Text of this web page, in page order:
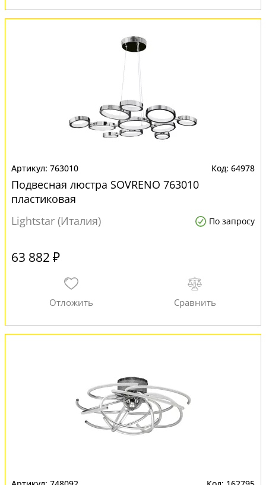
763010 64978
Подвесная люстра SOVRENO 763010
пластиковая
Lightstar (Италия)
По запросу
63 882 ₽